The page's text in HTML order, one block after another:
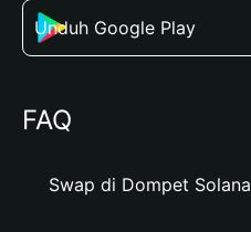
Unduh Google Play
FAQ
Swap di Dompet Solana